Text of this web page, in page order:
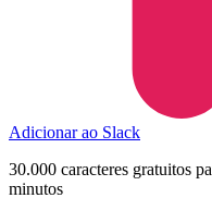
Adicionar ao Slack
30.000 caracteres gratuitos
minutos